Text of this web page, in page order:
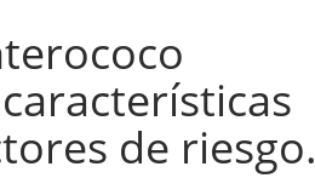
de riesgo.